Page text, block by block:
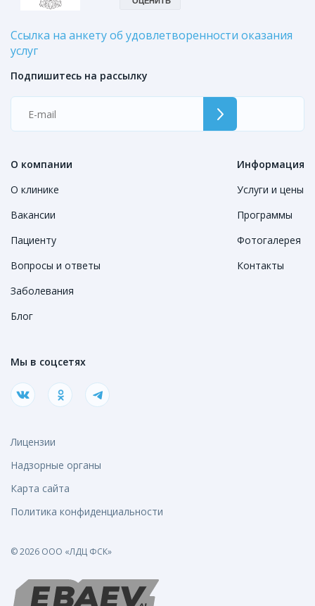
Ссылка на анкету об удовлетворенности оказания
услуг
О компании
О клинике
Вакансии
Пациенту
Вопросы и ответы
Заболевания
Блог
Информация
Услуги и цены
Программы
Фотогалерея
Контакты
Подпишитесь на рассылку
Мы в соцсетях
Лицензии
Надзорные органы
Карта сайта
Политика конфиденциальности
© 2026 ООО «ЛДЦ ФСК»